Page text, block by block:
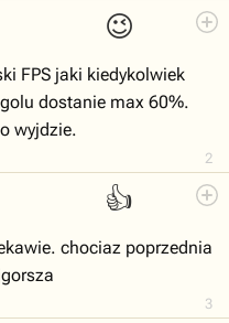
😉
2
FPS jaki kiedykolwiek
dostanie max 60%.
wyjdzie.
👍
3
chociaz poprzednia